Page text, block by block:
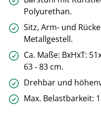
Polyurethan.
Sitz, Arm- und
Metallgestell.
Ca. Maße: BxHxT:
63 - 83 cm.
Drehbar und
Max. Belastbarkeit: